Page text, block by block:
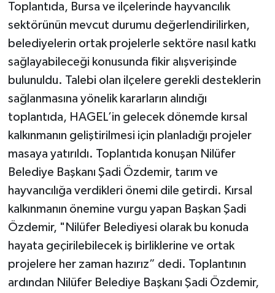
Toplantıda, Bursa ve ilçelerinde hayvancılık
sektörünün mevcut durumu değerlendirilirken,
belediyelerin ortak projelerle sektöre nasıl katkı
sağlayabileceği konusunda fikir alışverişinde
bulunuldu. Talebi olan ilçelere gerekli desteklerin
sağlanmasına yönelik kararların alındığı
toplantıda, HAGEL’in gelecek dönemde kırsal
kalkınmanın geliştirilmesi için planladığı projeler
masaya yatırıldı. Toplantıda konuşan Nilüfer
Belediye Başkanı Şadi Özdemir, tarım ve
hayvancılığa verdikleri önemi dile getirdi. Kırsal
kalkınmanın önemine vurgu yapan Başkan Şadi
Özdemir, "Nilüfer Belediyesi olarak bu konuda
hayata geçirilebilecek iş birliklerine ve ortak
projelere her zaman hazırız” dedi. Toplantının
ardından Nilüfer Belediye Başkanı Şadi Özdemir,